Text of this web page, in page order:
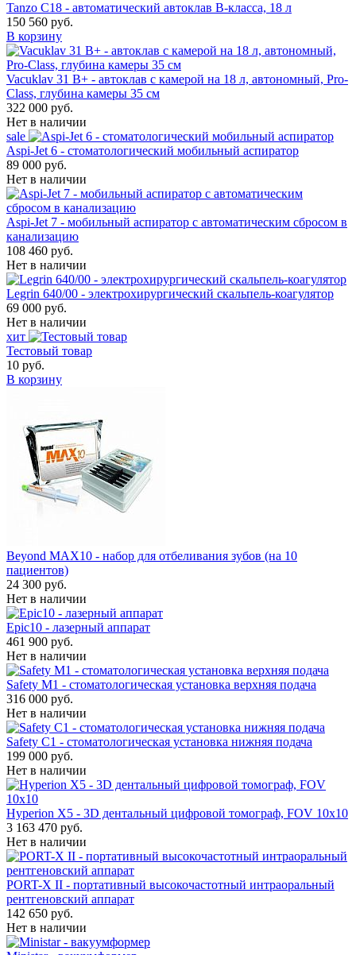
Tanzo C18 - автоматический автоклав B-класса, 18 л
150 560 руб.
В корзину
Vacuklav 31 B+ - автоклав с камерой на 18 л, автономный, Pro-
Class, глубина камеры 35 см
322 000 руб.
Нет в наличии
sale
Aspi-Jet 6 - стоматологический мобильный аспиратор
89 000 руб.
Нет в наличии
Aspi-Jet 7 - мобильный аспиратор с автоматическим сбросом в
канализацию
108 460 руб.
Нет в наличии
Legrin 640/00 - электрохирургический скальпель-коагулятор
69 000 руб.
Нет в наличии
хит
Тестовый товар
10 руб.
В корзину
Beyond MAX10 - набор для отбеливания зубов (на 10
пациентов)
24 300 руб.
Нет в наличии
Epic10 - лазерный аппарат
461 900 руб.
Нет в наличии
Safety M1 - стоматологическая установка верхняя подача
316 000 руб.
Нет в наличии
Safety C1 - стоматологическая установка нижняя подача
199 000 руб.
Нет в наличии
Hyperion X5 - 3D дентальный цифровой томограф, FOV 10x10
3 163 470 руб.
Нет в наличии
PORT-X II - портативный высокочастотный интраоральный
рентгеновский аппарат
142 650 руб.
Нет в наличии